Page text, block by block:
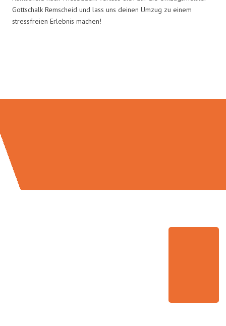
Gottschalk Remscheid und lass uns deinen Umzug zu einem
stressfreien Erlebnis machen!